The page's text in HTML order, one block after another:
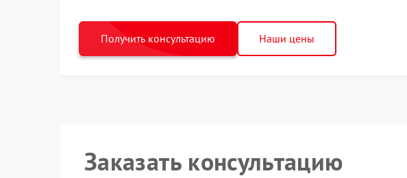
Получить консультацию Наши цены
Заказать консультацию